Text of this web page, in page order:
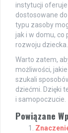
instytucji
dostosowane
typu zasoby
jak i w domu, co
rozwoju dziecka.
Warto zatem,
możliwości,
szukali
dziećmi. Dzięki
i samopoczucie.
Powiązane